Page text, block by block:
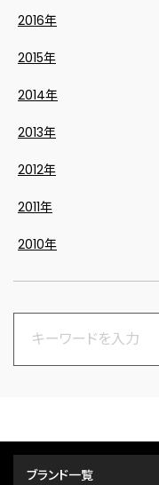
2016年
2015年
2014年
2013年
2012年
2011年
2010年
ブランド一覧